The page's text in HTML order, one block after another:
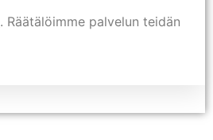
. Räätälöimme palvelun teidän